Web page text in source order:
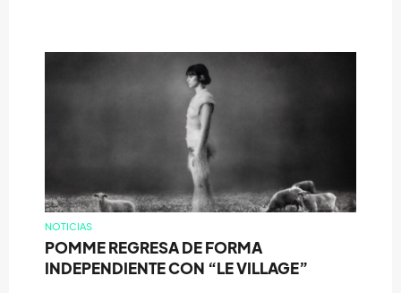
NOTICIAS
POMME REGRESA DE FORMA
INDEPENDIENTE CON “LE VILLAGE”